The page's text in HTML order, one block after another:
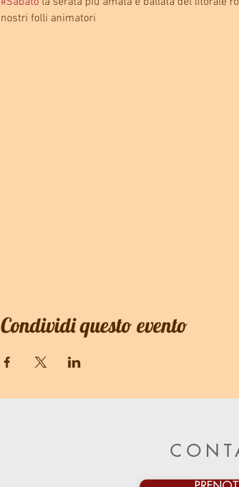
nostri folli animatori
Condividi questo evento